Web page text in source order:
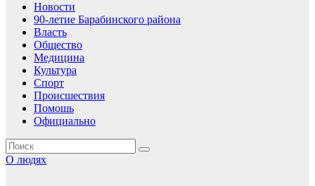
Новости
90-летие Барабинского района
Власть
Общество
Медицина
Культура
Спорт
Происшествия
Помошь
Официально
О людях